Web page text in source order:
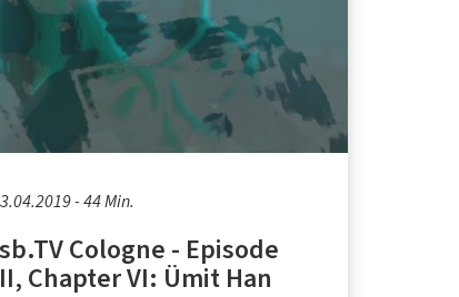
- 44 Min.
Cologne - Episode
Chapter VI: Ümit Han